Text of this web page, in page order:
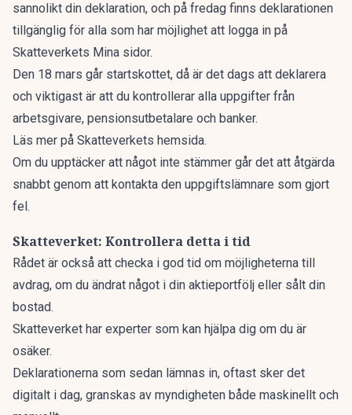
sannolikt din deklaration, och på fredag finns deklarationen
tillgänglig för alla som har möjlighet att logga in på
Skatteverkets Mina sidor.
Den 18 mars går startskottet, då är det dags att deklarera
och viktigast är att du kontrollerar alla uppgifter från
arbetsgivare, pensions­utbetalare och banker.
Läs mer på Skatteverkets hemsida.
Om du upptäcker att något inte stämmer går det att åtgärda
snabbt genom att kontakta den uppgiftslämnare som gjort
fel.
Skatteverket: Kontrollera detta i tid
Rådet är också att checka i god tid om möjligheterna till
avdrag, om du ändrat något i din aktieportfölj eller sålt din
bostad.
Skatteverket har experter som kan hjälpa dig om du är
osäker.
Deklarationerna som sedan lämnas in, oftast sker det
digitalt i dag, granskas av myndigheten både maskinellt och